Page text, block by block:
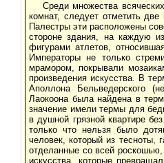
Среди множества
комнат, следует отметить
Палестры эти расположены
стороне здания, на каждую
фигурами атлетов,
Императоры не только
мрамором, покрывали
произведения искусства. В
Аполлона Бельведерского
Лаокоона была найдена в
значение имели термы для
в душной грязной квартире
только что нельзя было
человек, который из тесноты,
отделанные со всей
искусства, которые